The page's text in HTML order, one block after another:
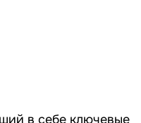
в себе ключевые